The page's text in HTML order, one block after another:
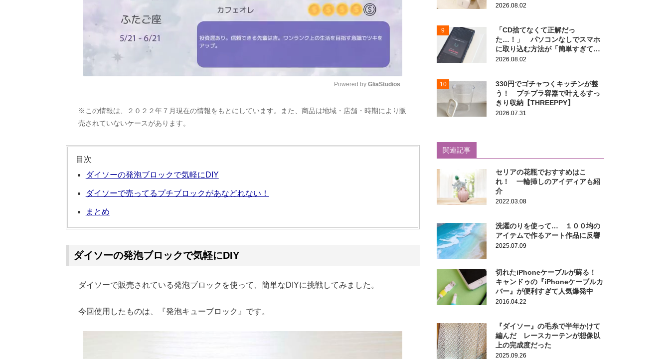
Mute
Powered by GliaStudios
※この情報は、２０２２年７月現在の情報をもとにしています。また、商品は地域・店舗・時期により販
売されていないケースがあります。
目次
ダイソーの発泡ブロックで気軽にDIY
ダイソーで売ってるプチブロックがあなどれない！
まとめ
ダイソーの発泡ブロックで気軽にDIY
ダイソーで販売されている発泡ブロックを使って、簡単なDIYに挑戦してみました。
今回使用したものは、『発泡キューブロック』です。
知りたかった」
2026.08.02
9
「CD捨てなくて正解だっ
た…！」 パソコンなしでスマホ
に取り込む方法が「簡単すぎて拍
子抜け」「この曲聴きたかった
2026.08.02
10
330円でゴチャつくキッチンが整
う！ プチプラ容器で叶えるすっ
きり収納【THREEPPY】
2026.07.31
関連記事
セリアの花瓶でおすすめはこ
れ！ 一輪挿しのアイディアも紹
介
2022.03.08
洗濯のりを使って… １００均の
アイテムで作るアート作品に反響
2025.07.09
切れたiPhoneケーブルが蘇る！
キャンドゥの『iPhoneケーブルカ
バー』が便利すぎて人気爆発中
2016.04.22
『ダイソー』の毛糸で半年かけて
編んだ レースカーテンが想像以
上の完成度だった
2025.09.26